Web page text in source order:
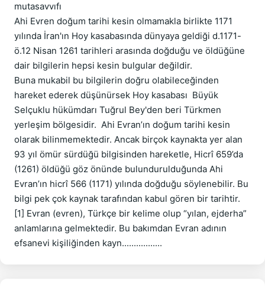
mutasavvıfı
Ahi Evren doğum tarihi kesin olmamakla birlikte 1171
yılında İran'ın Hoy kasabasında dünyaya geldiği d.1171-
ö.12 Nisan 1261 tarihleri arasında doğduğu ve öldüğüne
dair bilgilerin hepsi kesin bulgular değildir.
Buna mukabil bu bilgilerin doğru olabileceğinden
hareket ederek düşünürsek Hoy kasabası  Büyük
Selçuklu hükümdarı Tuğrul Bey'den beri Türkmen
yerleşim bölgesidir.  Ahi Evran’ın doğum tarihi kesin
olarak bilinmemektedir. Ancak birçok kaynakta yer alan
93 yıl ömür sürdüğü bilgisinden hareketle, Hicrî 659’da
(1261) öldüğü göz önünde bulundurulduğunda Ahi
Evran’ın hicrî 566 (1171) yılında doğduğu söylenebilir. Bu
bilgi pek çok kaynak tarafından kabul gören bir tarihtir.
[1] Evran (evren), Türkçe bir kelime olup “yılan, ejderha”
anlamlarına gelmektedir. Bu bakımdan Evran adının
efsanevi kişiliğinden kayn.................